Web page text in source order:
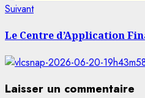
SuivantArticle
Le Centre d’Application
Laisser un commentaire